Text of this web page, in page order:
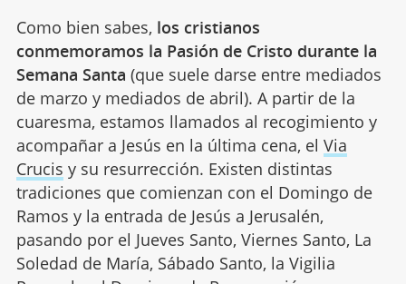
Como bien sabes, los cristianos
conmemoramos la Pasión de Cristo durante la
Semana Santa (que suele darse entre mediados
de marzo y mediados de abril). A partir de la
cuaresma, estamos llamados al recogimiento y
acompañar a Jesús en la última cena, el Via
Crucis y su resurrección. Existen distintas
tradiciones que comienzan con el Domingo de
Ramos y la entrada de Jesús a Jerusalén,
pasando por el Jueves Santo, Viernes Santo, La
Soledad de María, Sábado Santo, la Vigilia